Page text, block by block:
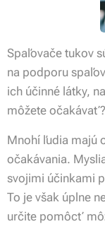
Spaľovače tukov
na podporu
ich účinné látky,
môžete očakávať?
Mnohí ľudia majú
očakávania.
svojimi účinkami
To je však úplne
určite pomôcť